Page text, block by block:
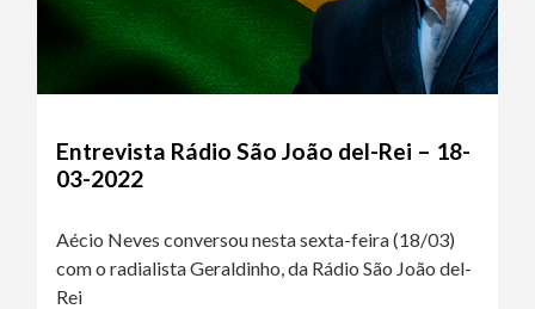
Entrevista Rádio São João del-Rei – 18-
03-2022
Aécio Neves conversou nesta sexta-feira (18/03)
com o radialista Geraldinho, da Rádio São João del-
Rei